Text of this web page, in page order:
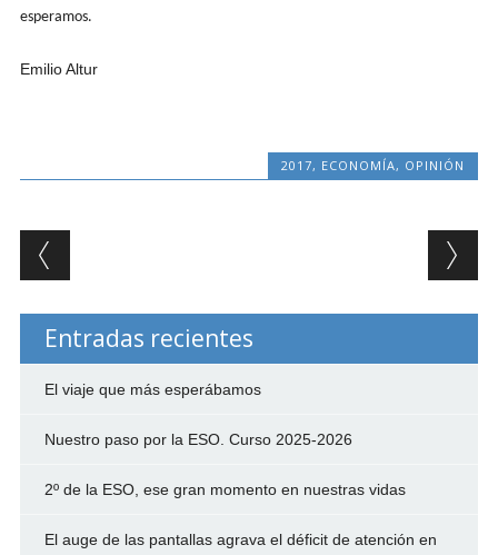
esperamos.
Emilio Altur
2017, ECONOMÍA, OPINIÓN
Post navigation
Entradas recientes
El viaje que más esperábamos
Nuestro paso por la ESO. Curso 2025-2026
2º de la ESO, ese gran momento en nuestras vidas
El auge de las pantallas agrava el déficit de atención en